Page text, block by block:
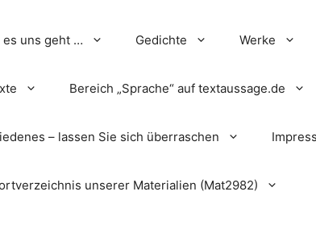
es uns geht … Gedichte Werke
Bereich „Sprache“ auf textaussage.de
– lassen Sie sich überraschen
unserer Materialien (Mat2982)